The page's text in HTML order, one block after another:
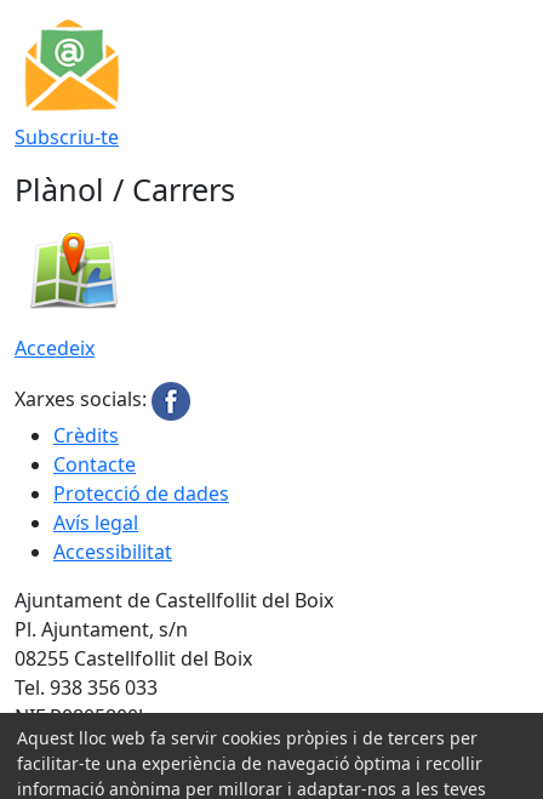
Subscriu-te
Plànol / Carrers
Accedeix
Xarxes socials:
Crèdits
Contacte
Protecció de dades
Avís legal
Accessibilitat
Ajuntament de Castellfollit del Boix
Pl. Ajuntament, s/n
08255 Castellfollit del Boix
Tel. 938 356 033
NIF P0805800J
Amb la col·laboració de:
Aquest lloc web fa servir cookies pròpies i de tercers per
facilitar-te una experiència de navegació òptima i recollir
informació anònima per millorar i adaptar-nos a les teves